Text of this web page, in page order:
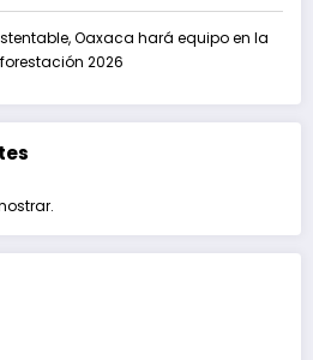
Oaxaca hará equipo en la
2026